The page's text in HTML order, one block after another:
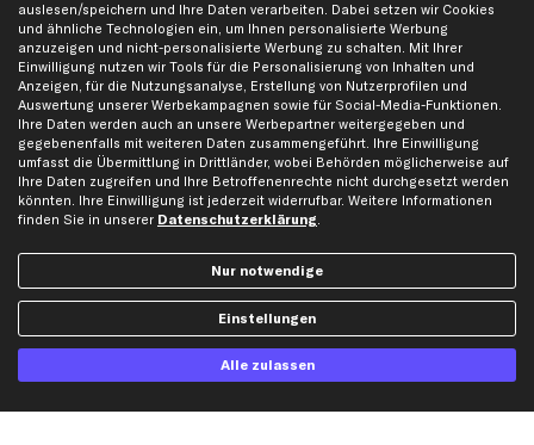
Top Automarken
Audi Ersatzteile
BMW Ersatzteile
Ford Ersatzteile
Mercedes-Benz Ersatzteile
Opel Ersatzteile
Peugeot Ersatzteile
Skoda Ersatzteile
VW Ersatzteile
auslesen/speichern und Ihre Daten verarbeiten. Dabei setzen wir Cookies
und ähnliche Technologien ein, um Ihnen personalisierte Werbung
anzuzeigen und nicht-personalisierte Werbung zu schalten. Mit Ihrer
Einwilligung nutzen wir Tools für die Personalisierung von Inhalten und
Anzeigen, für die Nutzungsanalyse, Erstellung von Nutzerprofilen und
Auswertung unserer Werbekampagnen sowie für Social-Media-Funktionen.
Ihre Daten werden auch an unsere Werbepartner weitergegeben und
gegebenenfalls mit weiteren Daten zusammengeführt. Ihre Einwilligung
umfasst die Übermittlung in Drittländer, wobei Behörden möglicherweise auf
Ihre Daten zugreifen und Ihre Betroffenenrechte nicht durchgesetzt werden
könnten. Ihre Einwilligung ist jederzeit widerrufbar. Weitere Informationen
finden Sie in unserer Datenschutzerklärung.
Nur notwendige
Einstellungen
Alle zulassen